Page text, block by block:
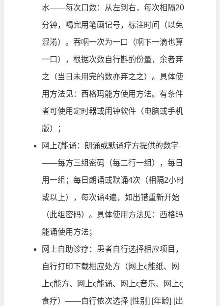
水——每次口数：从左到右，每次相隔20
分钟，喝完用笔画记号，标注时间（以免
混淆）。吞咽一次为一口（咽下一滴也算
一口），根据次数自行斟酌份量，余者弃
之（当日未用完的数亦弃之之）。具体使
用方法见： 西格玛能方使用方法。有条件
者可使用定时器或闹钟软件（电脑或手机
版）；
网上ζ能诵：朗诵或默诵疗方提供的数字
——每方三组密码（每二行一组），每日
用一组；每日朗诵或默诵4次（相隔2小时
或以上），每次诵4遍，如出错重新开始
（此组密码）。具体使用方法见： 西格玛
能诵使用方法 ；
网上自助诊疗：患者自行选择相应项目，
自行打印下载相应处方（网上ς能纸、网
上ς能方、网上ς能诵、网上ς音乐、网上ς
食疗）——自行依次选择 [性别] [年龄] [出